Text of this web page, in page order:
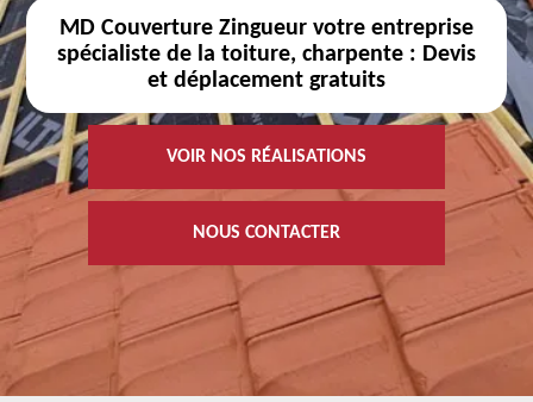
MD Couverture Zingueur votre entreprise
spécialiste de la toiture, charpente : Devis
et déplacement gratuits
VOIR NOS RÉALISATIONS
NOUS CONTACTER